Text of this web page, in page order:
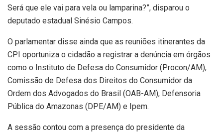
Será que ele vai para vela ou lamparina?”, disparou o
deputado estadual Sinésio Campos.
O parlamentar disse ainda que as reuniões itinerantes da
CPI oportuniza o cidadão a registrar a denúncia em órgãos
como o Instituto de Defesa do Consumidor (Procon/AM),
Comissão de Defesa dos Direitos do Consumidor da
Ordem dos Advogados do Brasil (OAB-AM), Defensoria
Pública do Amazonas (DPE/AM) e Ipem.
A sessão contou com a presença do presidente da